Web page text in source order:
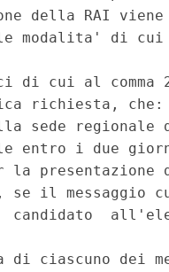
della RAI
le modalita' di
di cui al comma
richiesta,
sede regionale
entro i due
la
se il messaggio
candidato
di ciascuno dei